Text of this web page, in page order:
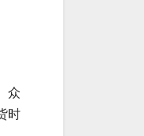
众
时